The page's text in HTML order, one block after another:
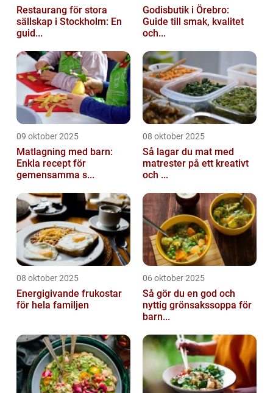
Restaurang för stora
sällskap i Stockholm: En
guid...
Godisbutik i Örebro:
Guide till smak, kvalitet
och...
09 oktober 2025
Matlagning med barn:
Enkla recept för
gemensamma s...
08 oktober 2025
Så lagar du mat med
matrester på ett kreativt
och ...
08 oktober 2025
Energigivande frukostar
för hela familjen
06 oktober 2025
Så gör du en god och
nyttig grönsakssoppa för
barn...